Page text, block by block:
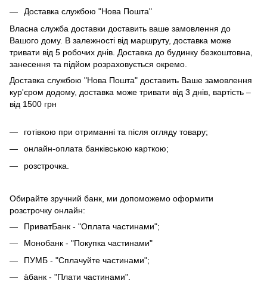
Доставка службою "Нова Пошта"
Власна служба доставки доставить ваше замовлення до
Вашого дому. В залежності від маршруту, доставка може
тривати від 5 робочих днів. Доставка до будинку безкоштовна,
занесення та підйом розраховується окремо.
Доставка службою "Нова Пошта" доставить Ваше замовлення
кур'єром додому, доставка може тривати від 3 днів, вартість –
від 1500 грн
готівкою при отриманні та після огляду товару;
онлайн-оплата банківською карткою;
розстрочка.
Обирайте зручний банк, ми допоможемо оформити
розстрочку онлайн:
ПриватБанк - "Оплата частинами";
Монобанк - "Покупка частинами"
ПУМБ - "Сплачуйте частинами";
àбанк - "Плати частинами".